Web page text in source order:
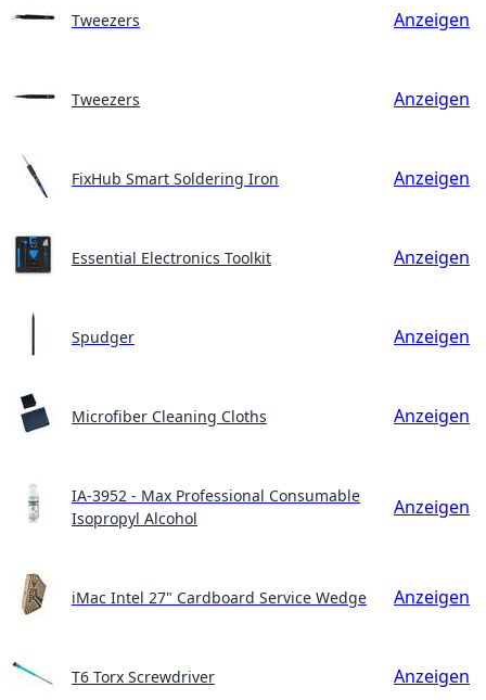
Tweezers Anzeigen
Tweezers Anzeigen
FixHub Smart Soldering Iron Anzeigen
Essential Electronics Toolkit Anzeigen
Spudger Anzeigen
Microfiber Cleaning Cloths Anzeigen
IA-3952 - Max Professional Consumable
Isopropyl Alcohol
Anzeigen
iMac Intel 27" Cardboard Service Wedge Anzeigen
T6 Torx Screwdriver Anzeigen